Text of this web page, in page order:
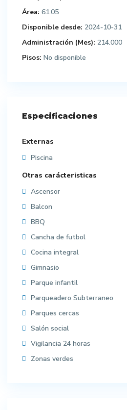
Área: 61.05
Disponible desde: 2024-10-31
Administración (Mes): 214.000
Pisos: No disponible
Especificaciones
Externas
Piscina
Otras carácteristicas
Ascensor
Balcon
BBQ
Cancha de futbol
Cocina integral
Gimnasio
Parque infantil
Parqueadero Subterraneo
Parques cercas
Salón social
Vigilancia 24 horas
Zonas verdes